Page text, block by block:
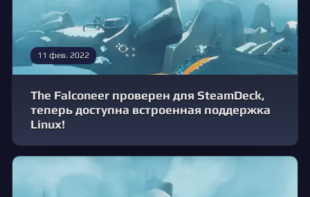
11 фев. 2022
The Falconeer проверен для SteamDeck,
теперь доступна встроенная поддержка
Linux!